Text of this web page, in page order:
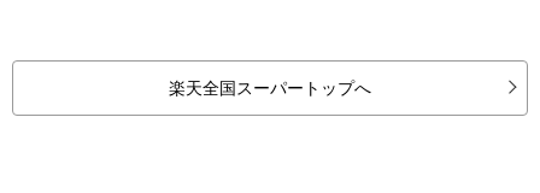
楽天全国スーパートップへ